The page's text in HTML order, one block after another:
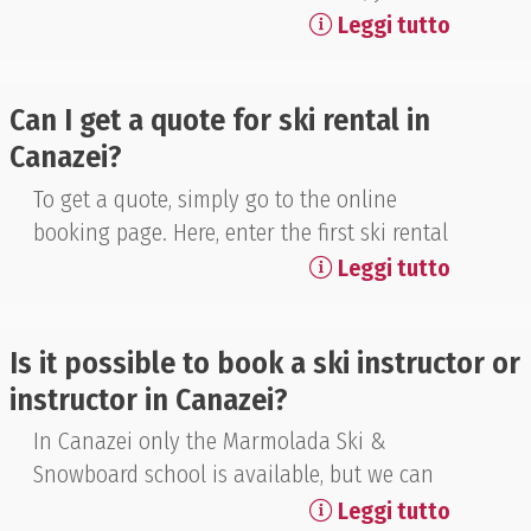
bring your equipment for preparation, base
evaluate with you the type of service
needed and then send the skis to our
Wintersteiger laboratory. The material can
be collected the following day in the
morning from 8.00.
Leggi tutto
Can I get a quote for ski rental in
Canazei?
To get a quote, simply go to the online
booking page. Here, enter the first ski rental
date, the number of days you intend to use
delivery.
The system automatically informs you of
the price of the rental material according to
your needs. From there it is then possible to
Leggi tutto
Is it possible to book a ski instructor or
instructor in Canazei?
In Canazei only the Marmolada Ski &
Snowboard school is available, but we can
gladly put you in contact with manyLeggi tutto